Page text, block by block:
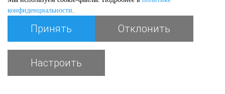
- в случае уведомления Заказчиком
Учреждения о невозможности заезда
детей не позднее, чем за 10 дней до
начала заезда, стоимость путевки
возвращается с учетом удержания
КУПИТЬ ПУТЕВКУ
конфиденциальности.
Принять Отклонить
Настроить